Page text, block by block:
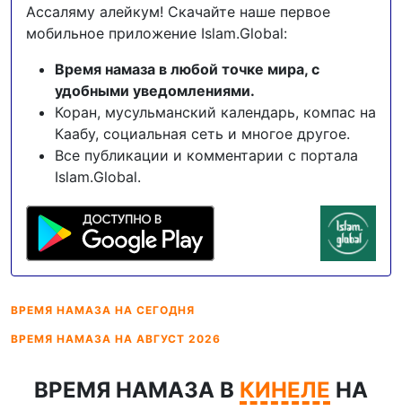
Ассаляму алейкум! Скачайте наше первое
мобильное приложение Islam.Global:
Время намаза в любой точке мира, с
удобными уведомлениями.
Коран, мусульманский календарь, компас на
Каабу, социальная сеть и многое другое.
Все публикации и комментарии с портала
Islam.Global.
ВРЕМЯ НАМАЗА НА СЕГОДНЯ
ВРЕМЯ НАМАЗА НА АВГУСТ 2026
ВРЕМЯ НАМАЗА В КИНЕЛЕ НА